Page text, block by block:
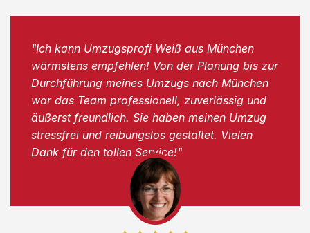
"Ich kann Umzugsprofi Weiß aus München
wärmstens empfehlen! Von der Planung bis zur
Durchführung meines Umzugs nach München
war das Team professionell, zuverlässig und
äußerst freundlich. Sie haben meinen Umzug
stressfrei und reibungslos gestaltet. Vielen
Dank für den tollen Service!"